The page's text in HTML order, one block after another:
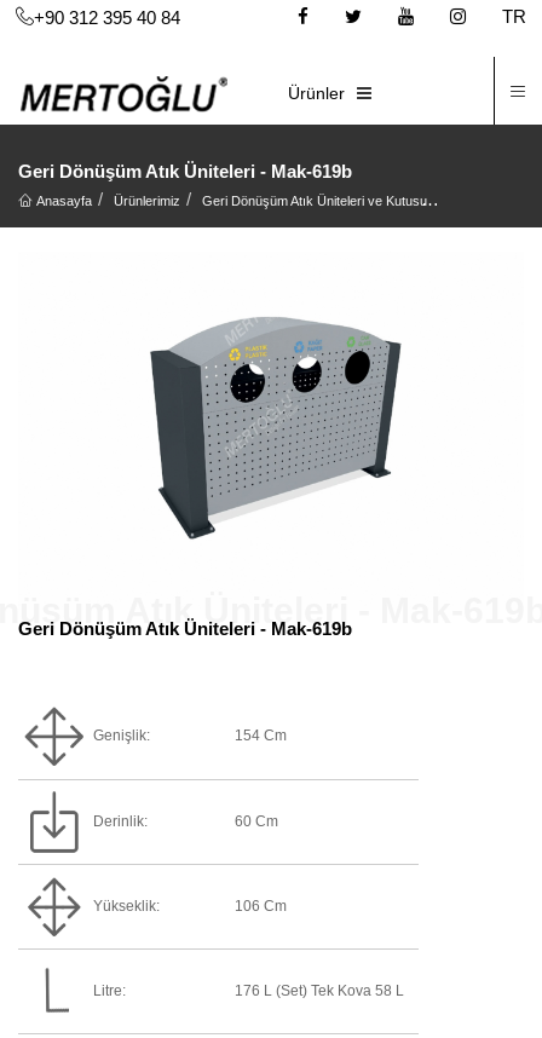
+90 312 395 40 84
TR
Ürünler
Geri Dönüşüm Atık Üniteleri - Mak-619b
Anasayfa Ürünlerimiz Geri Dönüşüm Atık Üniteleri ve Kutusu
Geri Dönüşüm Atık Üniteleri - Mak-619b
Genişlik: 154 Cm
Derinlik: 60 Cm
Yükseklik: 106 Cm
Litre: 176 L (Set) Tek Kova 58 L